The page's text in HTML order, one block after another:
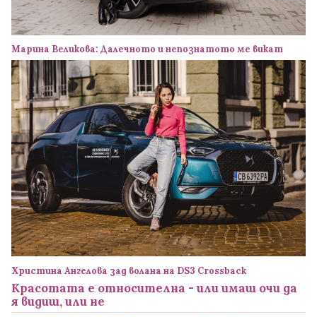
Марина Великова: Далечното и непознатото ме викат
Христина Ангелова зад волана на DS3 Crossback
Красотата е относителна - или имаш очи да
я видиш, или не